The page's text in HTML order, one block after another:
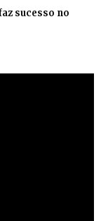
sucesso no